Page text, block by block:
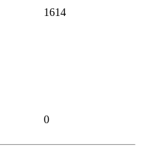
1614
0